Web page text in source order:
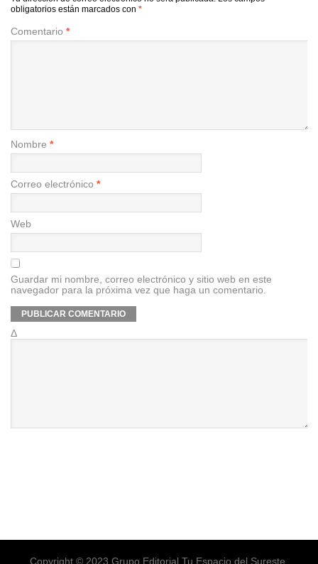
obligatorios están marcados con *
Comentario *
Nombre *
Correo electrónico *
Web
Guardar mi nombre, correo electrónico y sitio web en este
navegador para la próxima vez que haga un comentario.
Δ
Copyright © 2023 Grupo Editorial Tu Espacio del Sureste.